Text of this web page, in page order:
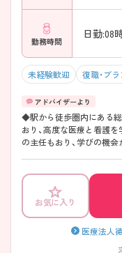
勤務時間
日勤:08
未経験歓迎 復職・ブ
◆駅から徒歩圏内にある
おり、高度な医療と看護
の主任もおり、学びの機会が豊富な病院
で乗り換えなしでアクセ
ます。昭島市最大級の商
トランまで揃っており、
全員で楽しめます。実際
お気に入り
医療法人